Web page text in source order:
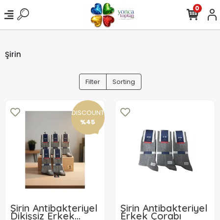
0
Şirin
Filter Sorting
DISCOUNT
%45
Şirin Antibakteriyel
Dikişsiz Erkek
Şirin Antibakteriyel
Erkek Çorabı